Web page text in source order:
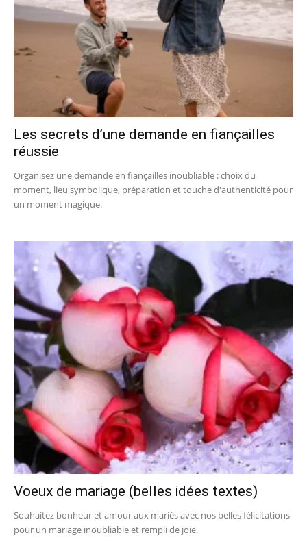
Les secrets d’une demande en fiançailles
réussie
Organisez une demande en fiançailles inoubliable : choix du
moment, lieu symbolique, préparation et touche d'authenticité pour
un moment magique.
Voeux de mariage (belles idées textes)
Souhaitez bonheur et amour aux mariés avec nos belles félicitations
pour un mariage inoubliable et rempli de joie.